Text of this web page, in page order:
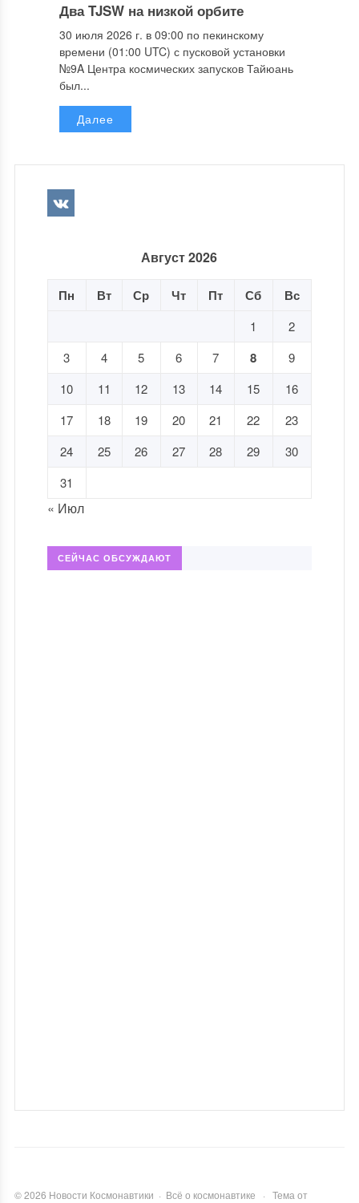
Два TJSW на низкой орбите
30 июля 2026 г. в 09:00 по пекинскому
времени (01:00 UTC) с пусковой установки
№9A Центра космических запусков Тайюань
был...
Далее
Август 2026
Пн Вт Ср Чт Пт Сб Вс
1
2
3
4 5 6 7 8
9
10
11 12 13 14 15
16
17
18 19 20 21 22
23
24
25 26 27 28 29
30
31
« Июл
СЕЙЧАС ОБСУЖДАЮТ
©2026 Новости Космонавтики · Всё о космонавтике · Тема от